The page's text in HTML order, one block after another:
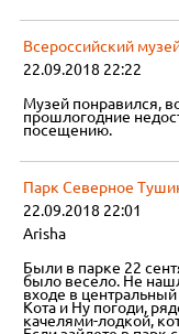
Всероссийский
22.09.2018 22:22
Музей понравился,
прошлогодние
посещению.
Парк Северное
22.09.2018 22:01
Arisha
Были в парке 22
было весело. Не
входе в
Кота и Ну погоди,
качелями-лодкой,